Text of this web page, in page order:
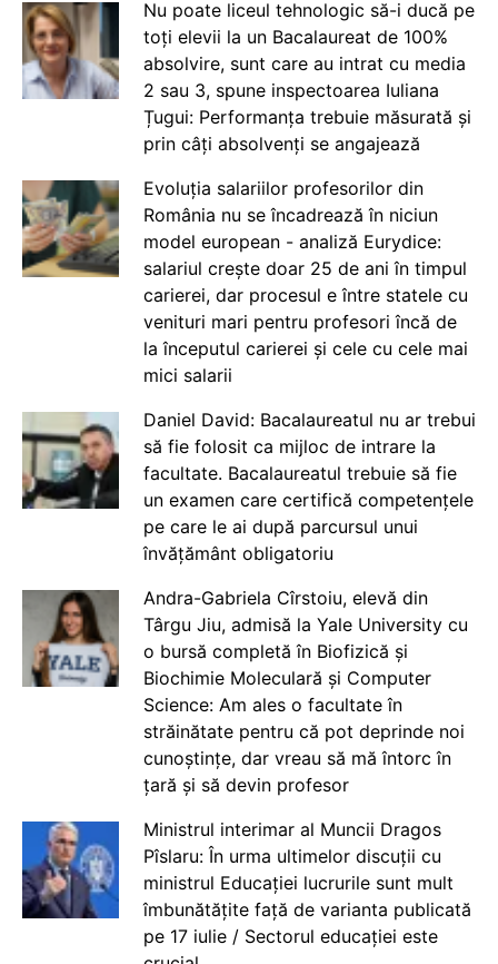
Nu poate liceul tehnologic să-i ducă pe
toți elevii la un Bacalaureat de 100%
absolvire, sunt care au intrat cu media
2 sau 3, spune inspectoarea Iuliana
Țugui: Performanța trebuie măsurată și
prin câți absolvenți se angajează
Evoluția salariilor profesorilor din
România nu se încadrează în niciun
model european - analiză Eurydice:
salariul crește doar 25 de ani în timpul
carierei, dar procesul e între statele cu
venituri mari pentru profesori încă de
la începutul carierei și cele cu cele mai
mici salarii
Daniel David: Bacalaureatul nu ar trebui
să fie folosit ca mijloc de intrare la
facultate. Bacalaureatul trebuie să fie
un examen care certifică competențele
pe care le ai după parcursul unui
învățământ obligatoriu
Andra-Gabriela Cîrstoiu, elevă din
Târgu Jiu, admisă la Yale University cu
o bursă completă în Biofizică și
Biochimie Moleculară și Computer
Science: Am ales o facultate în
străinătate pentru că pot deprinde noi
cunoștințe, dar vreau să mă întorc în
țară și să devin profesor
Ministrul interimar al Muncii Dragos
Pîslaru: În urma ultimelor discuții cu
ministrul Educației lucrurile sunt mult
îmbunătățite față de varianta publicată
pe 17 iulie / Sectorul educației este